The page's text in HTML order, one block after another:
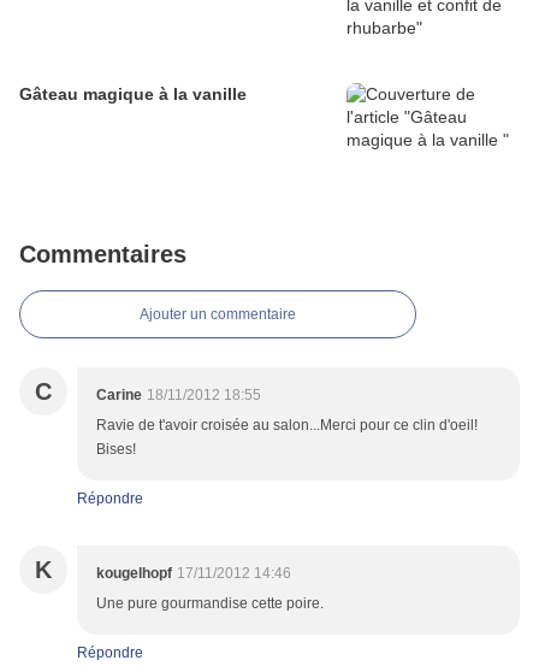
Gâteau magique à la vanille
Commentaires
Ajouter un commentaire
C Carine 18/11/2012 18:55
Ravie de t'avoir croisée au salon...Merci pour ce clin d'oeil!
Bises!
Répondre
K kougelhopf 17/11/2012 14:46
Une pure gourmandise cette poire.
Répondre